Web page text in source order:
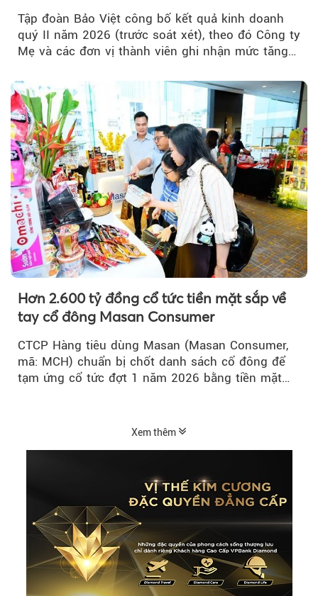
Tập đoàn Bảo Việt công bố kết quả kinh doanh
quý II năm 2026 (trước soát xét), theo đó Công ty
Mẹ và các đơn vị thành viên ghi nhận mức tăng
Hơn 2.600 tỷ đồng cổ tức tiền mặt sắp về
tay cổ đông Masan Consumer
CTCP Hàng tiêu dùng Masan (Masan Consumer,
mã: MCH) chuẩn bị chốt danh sách cổ đông để
tạm ứng cổ tức đợt 1 năm 2026 bằng tiền mặt
Xem thêm